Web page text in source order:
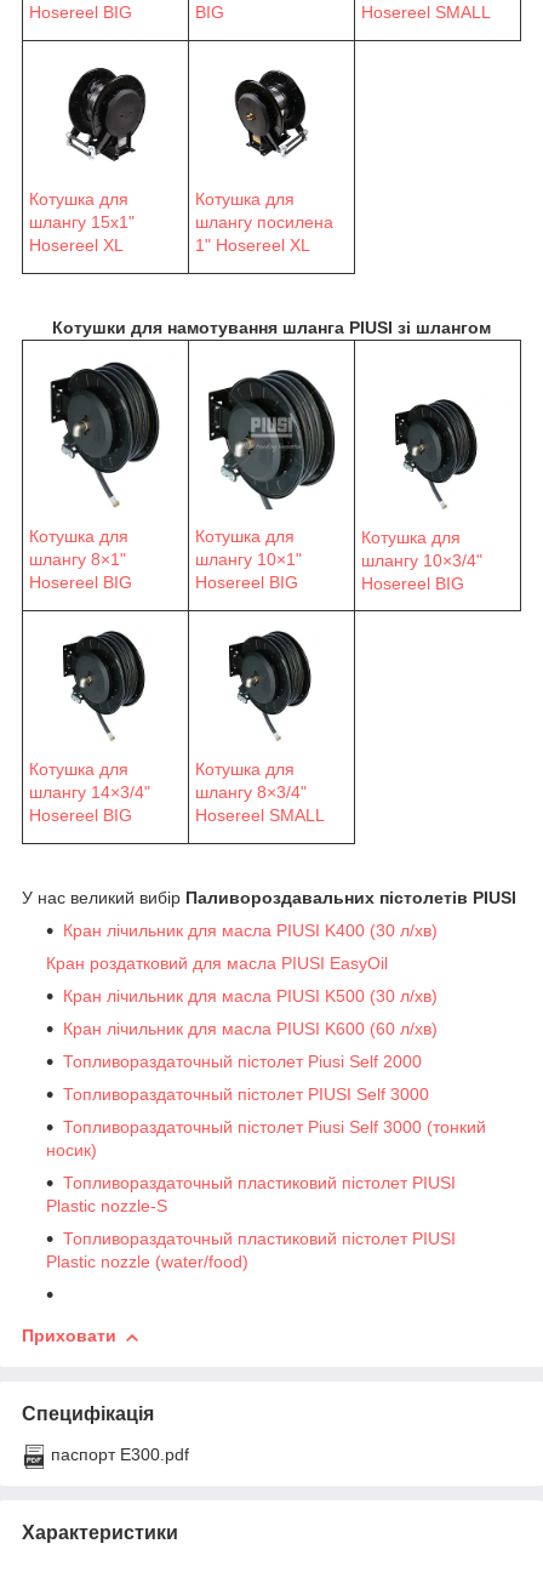
Hosereel BIG
BIG
Hosereel SMALL
Котушка для
шлангу 15х1"
Hosereel XL
Котушка для
шлангу посилена
1" Hosereel XL
Котушки для намотування шланга PIUSI зі шлангом
Котушка для
шлангу 8×1"
Hosereel BIG
Котушка для
шлангу 10×1"
Hosereel BIG
Котушка для
шлангу 10×3/4"
Hosereel BIG
Котушка для
шлангу 14×3/4"
Hosereel BIG
Котушка для
шлангу 8×3/4"
Hosereel SMALL
У нас великий вибір Паливороздавальних пістолетів PIUSI
Кран лічильник для масла PIUSI K400 (30 л/хв)
Кран роздатковий для масла PIUSI EasyOil
Кран лічильник для масла PIUSI K500 (30 л/хв)
Кран лічильник для масла PIUSI K600 (60 л/хв)
Топливораздаточный пістолет Piusi Self 2000
Топливораздаточный пістолет PIUSI Self 3000
Топливораздаточный пістолет Piusi Self 3000 (тонкий
носик)
Топливораздаточный пластиковий пістолет PIUSI
Plastic nozzle-S
Топливораздаточный пластиковий пістолет PIUSI
Plastic nozzle (water/food)
Приховати
Специфікація
паспорт Е300.pdf
Характеристики